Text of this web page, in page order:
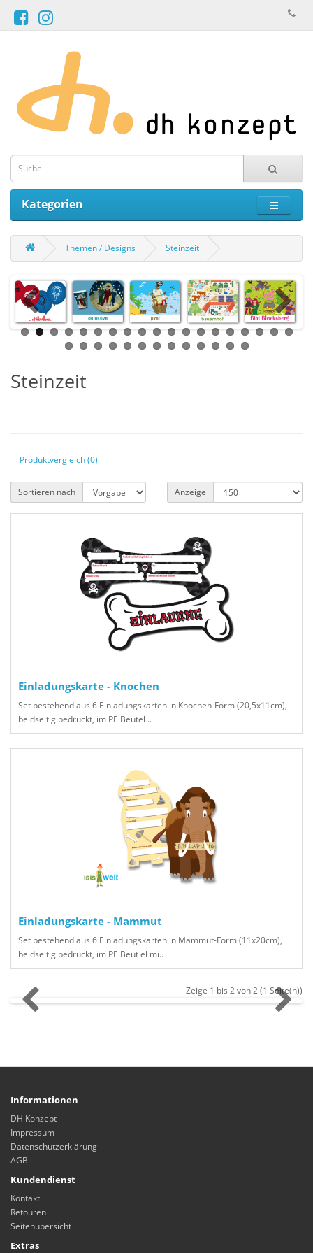
Kategorien
Themen / Designs Steinzeit
Steinzeit
Produktvergleich (0)
Sortieren nach Anzeige
Einladungskarte - Knochen
Set bestehend aus 6 Einladungskarten in Knochen-Form (20,5x11cm),
beidseitig bedruckt, im PE Beutel ..
Einladungskarte - Mammut
Set bestehend aus 6 Einladungskarten in Mammut-Form (11x20cm),
beidseitig bedruckt, im PE Beut el mi..
Zeige 1 bis 2 von 2 (1 Seite(n))
Informationen
DH Konzept
Impressum
Datenschutzerklärung
AGB
Kundendienst
Kontakt
Retouren
Seitenübersicht
Extras